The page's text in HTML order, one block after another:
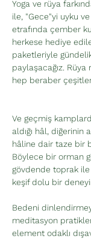
Yoga ve rüya
ile, "Gece"yi uyku
etrafında çember
herkese hediye
paketleriyle
paylaşacağız.
hep beraber
Ve geçmiş
aldığı hâl, diğerinin
hâline dair taze bir
Böylece bir orman
gövdende toprak
keşif dolu bir
Bedeni
meditasyon
element odaklı